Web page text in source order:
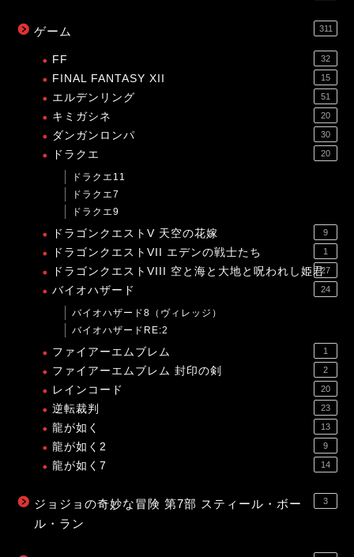
ゲーム 311
FF 32
FINAL FANTASY XII 15
エルデンリング 51
キミガシネ 20
ダンガンロンパ 30
ドラクエ 20
ドラクエ11
ドラクエ7
ドラクエ9
ドラゴンクエストV 天空の花嫁 9
ドラゴンクエストVII エデンの戦士たち 1
ドラゴンクエストVIII 空と海と大地と呪われし姫君27
バイオハザード 24
バイオハザード8（ヴィレッジ）
バイオハザードRE:2
ファイアーエムブレム 1
ファイアーエムブレム 封印の剣 2
レインコード 20
逆転裁判 23
龍が如く 13
龍が如く2 9
龍が如く7 14
ジョジョの奇妙な冒険 第7部 スティール・ボー
ル・ラン
3